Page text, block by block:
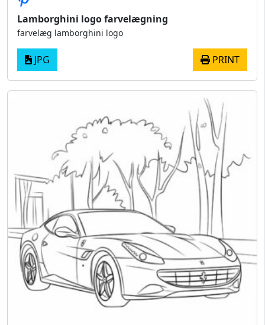
Lamborghini logo farvelægning
farvelæg lamborghini logo
JPG PRINT